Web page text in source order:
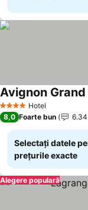
4 Stele Hotel
Avignon
8,0 Foarte bun
Selectați datele
prețurile exacte
Alegere populară